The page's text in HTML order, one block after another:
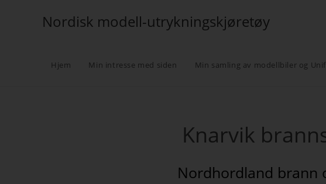
Nordisk modell-utrykningskjøretøy
Hjem Min intresse med siden Min samling av modellbiler og
Knarvik
Nordhordland brann